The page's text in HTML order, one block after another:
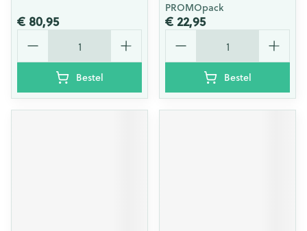
€ 80,95
Aantal
Bestel
PROMOpack
€ 22,95
Aantal
Bestel